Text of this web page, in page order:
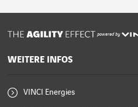
powered by
WEITERE INFOS
VINCI Energies